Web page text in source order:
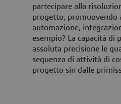
partecipare alla
progetto, promuovendo
automazione,
esempio? La capacità di
assoluta precisione le
sequenza di attività di
progetto sin dalle